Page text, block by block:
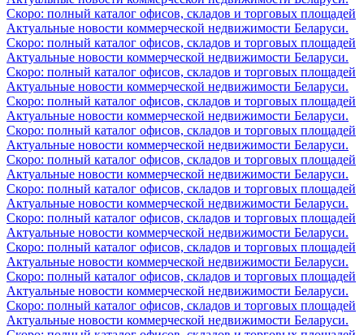
Скоро: полный каталог офисов, складов и торговых площадей
Актуальные новости коммерческой недвижимости Беларуси.
Скоро: полный каталог офисов, складов и торговых площадей
Актуальные новости коммерческой недвижимости Беларуси.
Скоро: полный каталог офисов, складов и торговых площадей
Актуальные новости коммерческой недвижимости Беларуси.
Скоро: полный каталог офисов, складов и торговых площадей
Актуальные новости коммерческой недвижимости Беларуси.
Скоро: полный каталог офисов, складов и торговых площадей
Актуальные новости коммерческой недвижимости Беларуси.
Скоро: полный каталог офисов, складов и торговых площадей
Актуальные новости коммерческой недвижимости Беларуси.
Скоро: полный каталог офисов, складов и торговых площадей
Актуальные новости коммерческой недвижимости Беларуси.
Скоро: полный каталог офисов, складов и торговых площадей
Актуальные новости коммерческой недвижимости Беларуси.
Скоро: полный каталог офисов, складов и торговых площадей
Актуальные новости коммерческой недвижимости Беларуси.
Скоро: полный каталог офисов, складов и торговых площадей
Актуальные новости коммерческой недвижимости Беларуси.
Скоро: полный каталог офисов, складов и торговых площадей
Актуальные новости коммерческой недвижимости Беларуси.